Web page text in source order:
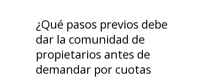
¿Qué pasos previos debe
dar la comunidad de
propietarios antes de
demandar por cuotas